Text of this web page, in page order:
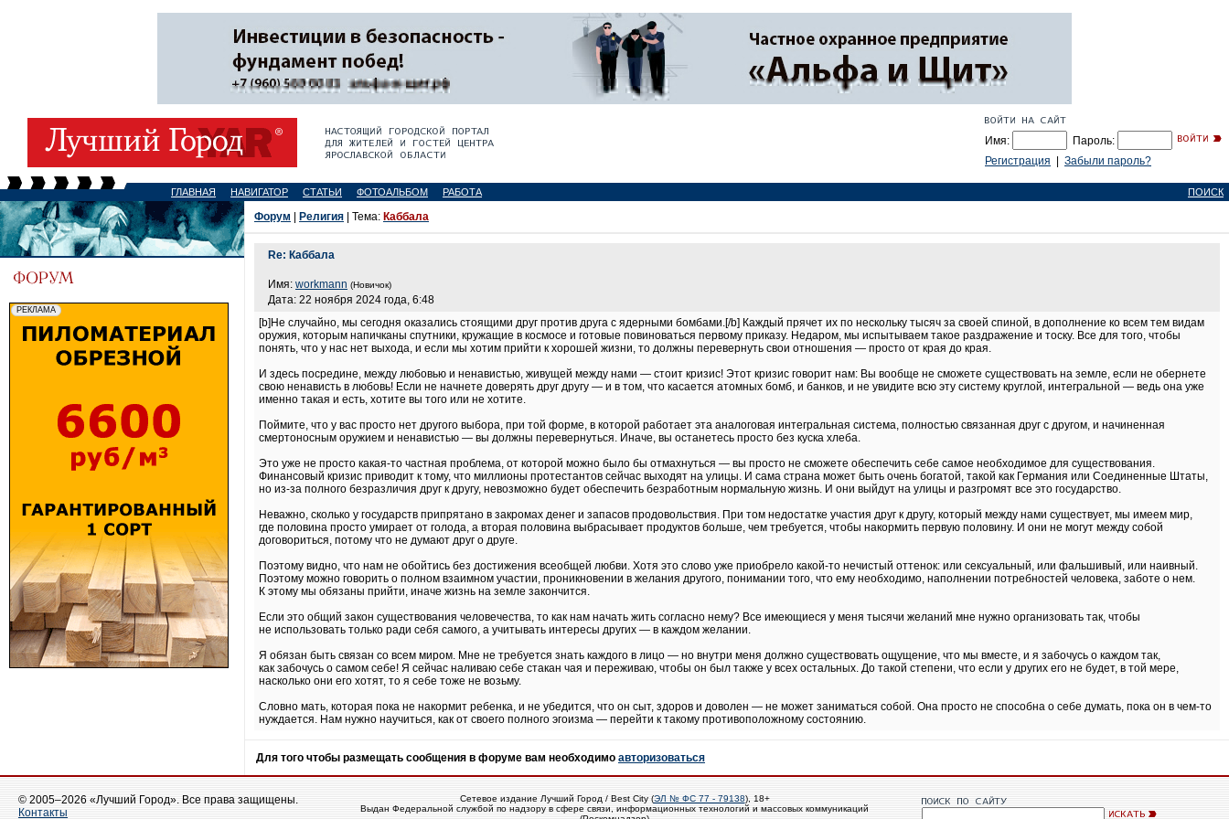
Имя:
Пароль:
Регистрация
Забыли пароль?
ГЛАВНАЯ НАВИГАТОР СТАТЬИ ФОТОАЛЬБОМ РАБОТА ПОИСК
Форум Религия | Тема: Каббала
Re: Каббала
Имя: workmann (Новичок)
Дата: 22 ноября 2024 года, 6:48
[b]Не случайно, мы сегодня оказались стоящими друг против друга с ядерными бомбами.[/b] Каждый прячет их по нескольку тысяч за своей спиной, в дополнение ко всем тем видам
оружия, которым напичканы спутники, кружащие в космосе и готовые повиноваться первому приказу. Недаром, мы испытываем такое раздражение и тоску. Все для того, чтобы
понять, что у нас нет выхода, и если мы хотим прийти к хорошей жизни, то должны перевернуть свои отношения — просто от края до края.
И здесь посредине, между любовью и ненавистью, живущей между нами — стоит кризис! Этот кризис говорит нам: Вы вообще не сможете существовать на земле, если не обернете
свою ненависть в любовь! Если не начнете доверять друг другу — и в том, что касается атомных бомб, и банков, и не увидите всю эту систему круглой, интегральной — ведь она уже
именно такая и есть, хотите вы того или не хотите.
Поймите, что у вас просто нет другого выбора, при той форме, в которой работает эта аналоговая интегральная система, полностью связанная друг с другом, и начиненная
смертоносным оружием и ненавистью — вы должны перевернуться. Иначе, вы останетесь просто без куска хлеба.
Это уже не просто какая-то частная проблема, от которой можно было бы отмахнуться — вы просто не сможете обеспечить себе самое необходимое для существования.
Финансовый кризис приводит к тому, что миллионы протестантов сейчас выходят на улицы. И сама страна может быть очень богатой, такой как Германия или Соединенные Штаты,
но из-за полного безразличия друг к другу, невозможно будет обеспечить безработным нормальную жизнь. И они выйдут на улицы и разгромят все это государство.
Неважно, сколько у государств припрятано в закромах денег и запасов продовольствия. При том недостатке участия друг к другу, который между нами существует, мы имеем мир,
где половина просто умирает от голода, а вторая половина выбрасывает продуктов больше, чем требуется, чтобы накормить первую половину. И они не могут между собой
договориться, потому что не думают друг о друге.
Поэтому видно, что нам не обойтись без достижения всеобщей любви. Хотя это слово уже приобрело какой-то нечистый оттенок: или сексуальный, или фальшивый, или наивный.
Поэтому можно говорить о полном взаимном участии, проникновении в желания другого, понимании того, что ему необходимо, наполнении потребностей человека, заботе о нем.
К этому мы обязаны прийти, иначе жизнь на земле закончится.
Если это общий закон существования человечества, то как нам начать жить согласно нему? Все имеющиеся у меня тысячи желаний мне нужно организовать так, чтобы
не использовать только ради себя самого, а учитывать интересы других — в каждом желании.
Я обязан быть связан со всем миром. Мне не требуется знать каждого в лицо — но внутри меня должно существовать ощущение, что мы вместе, и я забочусь о каждом так,
как забочусь о самом себе! Я сейчас наливаю себе стакан чая и переживаю, чтобы он был также у всех остальных. До такой степени, что если у других его не будет, в той мере,
насколько они его хотят, то я себе тоже не возьму.
Словно мать, которая пока не накормит ребенка, и не убедится, что он сыт, здоров и доволен — не может заниматься собой. Она просто не способна о себе думать, пока он в чем-то
нуждается. Нам нужно научиться, как от своего полного эгоизма — перейти к такому противоположному состоянию.
Для того чтобы размещать сообщения в форуме вам необходимо авторизоваться
© 2005–2026 «Лучший Город». Все права защищены.
Контакты
Сетевое издание Лучший Город / Best City (ЭЛ № ФС 77 - 79138), 18+
Выдан Федеральной службой по надзору в сфере связи, информационных технологий и массовых коммуникаций